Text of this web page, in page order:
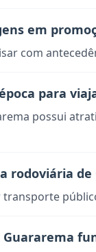
em
com
para
possui
rodoviária de